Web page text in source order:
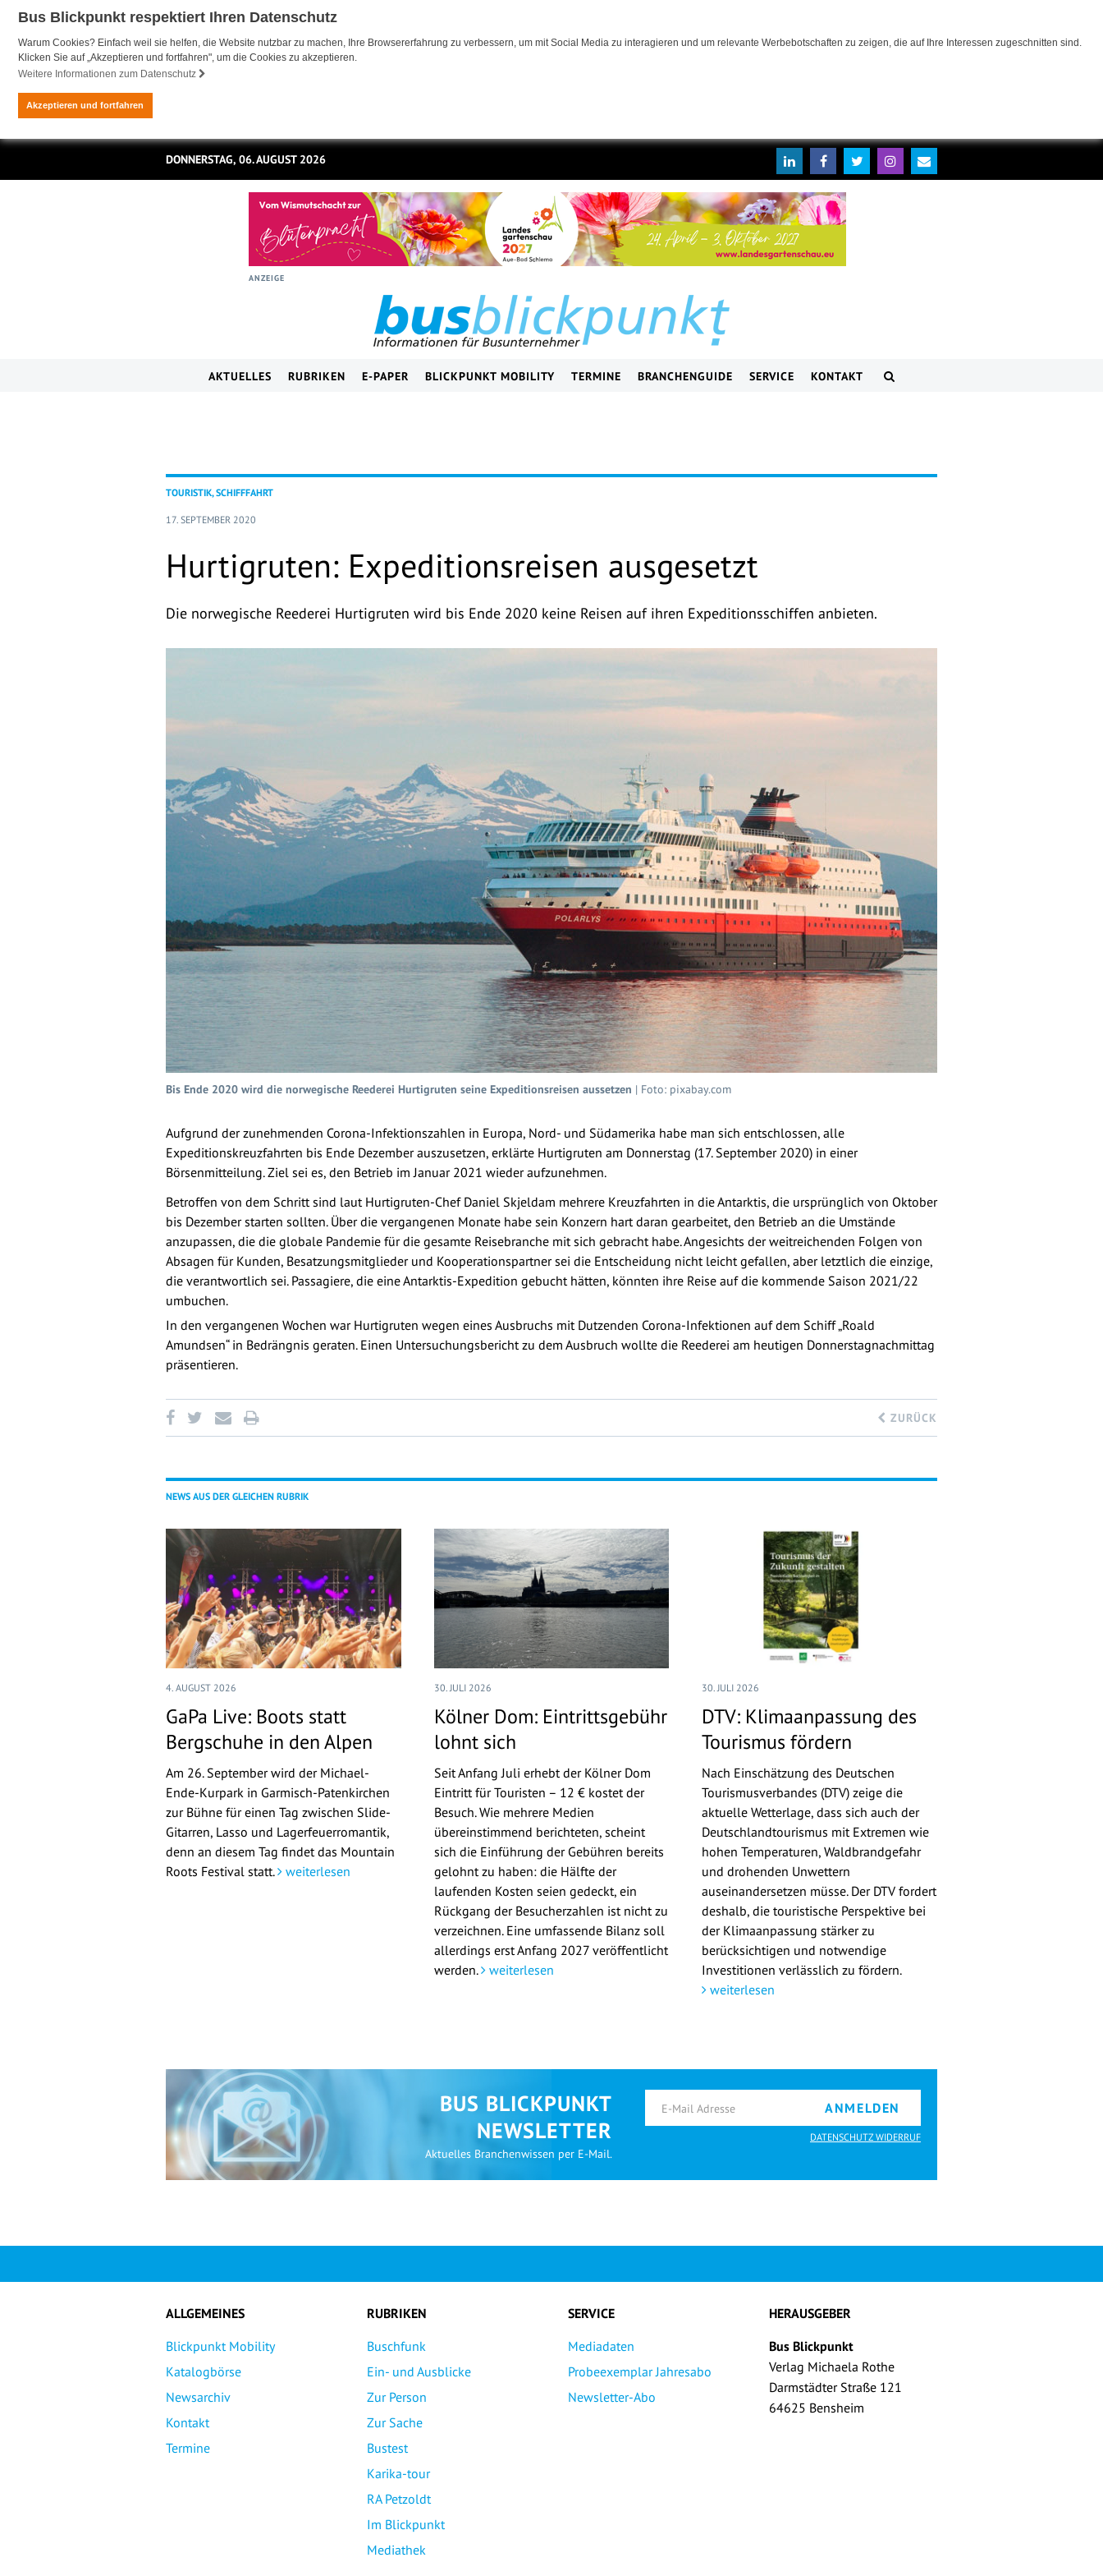
Bus Blickpunkt respektiert Ihren Datenschutz
Warum Cookies? Einfach weil sie helfen, die Website nutzbar zu machen, Ihre Browsererfahrung zu verbessern, um mit Social Media zu interagieren und um relevante Werbebotschaften zu zeigen, die auf Ihre Interessen zugeschnitten sind.
Klicken Sie auf „Akzeptieren und fortfahren", um die Cookies zu akzeptieren.
Weitere Informationen zum Datenschutz
Akzeptieren und fortfahren
DONNERSTAG, 06. AUGUST 2026
ANZEIGE
AKTUELLES RUBRIKEN E-PAPER BLICKPUNKT MOBILITY TERMINE BRANCHENGUIDE SERVICE KONTAKT
TOURISTIK, SCHIFFFAHRT
17. SEPTEMBER 2020
Hurtigruten: Expeditionsreisen ausgesetzt
Die norwegische Reederei Hurtigruten wird bis Ende 2020 keine Reisen auf ihren Expeditionsschiffen anbieten.
Bis Ende 2020 wird die norwegische Reederei Hurtigruten seine Expeditionsreisen aussetzen | Foto: pixabay.com
Aufgrund der zunehmenden Corona-Infektionszahlen in Europa, Nord- und Südamerika habe man sich entschlossen, alle
Expeditionskreuzfahrten bis Ende Dezember auszusetzen, erklärte Hurtigruten am Donnerstag (17. September 2020) in einer
Börsenmitteilung. Ziel sei es, den Betrieb im Januar 2021 wieder aufzunehmen.
Betroffen von dem Schritt sind laut Hurtigruten-Chef Daniel Skjeldam mehrere Kreuzfahrten in die Antarktis, die ursprünglich von Oktober
bis Dezember starten sollten. Über die vergangenen Monate habe sein Konzern hart daran gearbeitet, den Betrieb an die Umstände
anzupassen, die die globale Pandemie für die gesamte Reisebranche mit sich gebracht habe. Angesichts der weitreichenden Folgen von
Absagen für Kunden, Besatzungsmitglieder und Kooperationspartner sei die Entscheidung nicht leicht gefallen, aber letztlich die einzige,
die verantwortlich sei. Passagiere, die eine Antarktis-Expedition gebucht hätten, könnten ihre Reise auf die kommende Saison 2021/22
umbuchen.
In den vergangenen Wochen war Hurtigruten wegen eines Ausbruchs mit Dutzenden Corona-Infektionen auf dem Schiff „Roald
Amundsen“ in Bedrängnis geraten. Einen Untersuchungsbericht zu dem Ausbruch wollte die Reederei am heutigen Donnerstagnachmittag
präsentieren.
ZURÜCK
NEWS AUS DER GLEICHEN RUBRIK
4. AUGUST 2026
GaPa Live: Boots statt
Bergschuhe in den Alpen
Am 26. September wird der Michael-
Ende-Kurpark in Garmisch-Patenkirchen
zur Bühne für einen Tag zwischen Slide-
Gitarren, Lasso und Lagerfeuerromantik,
denn an diesem Tag findet das Mountain
Roots Festival statt.
weiterlesen
30. JULI 2026
Kölner Dom: Eintrittsgebühr
lohnt sich
Seit Anfang Juli erhebt der Kölner Dom
Eintritt für Touristen – 12 € kostet der
Besuch. Wie mehrere Medien
übereinstimmend berichteten, scheint
sich die Einführung der Gebühren bereits
gelohnt zu haben: die Hälfte der
laufenden Kosten seien gedeckt, ein
Rückgang der Besucherzahlen ist nicht zu
verzeichnen. Eine umfassende Bilanz soll
allerdings erst Anfang 2027 veröffentlicht
werden. weiterlesen
30. JULI 2026
DTV: Klimaanpassung des
Tourismus fördern
Nach Einschätzung des Deutschen
Tourismusverbandes (DTV) zeige die
aktuelle Wetterlage, dass sich auch der
Deutschlandtourismus mit Extremen wie
hohen Temperaturen, Waldbrandgefahr
und drohenden Unwettern
auseinandersetzen müsse. Der DTV fordert
deshalb, die touristische Perspektive bei
der Klimaanpassung stärker zu
berücksichtigen und notwendige
Investitionen verlässlich zu fördern.
weiterlesen
BUS BLICKPUNKT
NEWSLETTER
Aktuelles Branchenwissen per E-Mail.
ANMELDEN
DATENSCHUTZ WIDERRUF
ALLGEMEINES
Blickpunkt Mobility
Katalogbörse
Newsarchiv
Kontakt
Termine
RUBRIKEN
Buschfunk
Ein- und Ausblicke
Zur Person
Zur Sache
Bustest
Karika-tour
RA Petzoldt
Im Blickpunkt
Mediathek
SERVICE
Mediadaten
Probeexemplar Jahresabo
Newsletter-Abo
HERAUSGEBER
Bus Blickpunkt
Verlag Michaela Rothe
Darmstädter Straße 121
64625 Bensheim